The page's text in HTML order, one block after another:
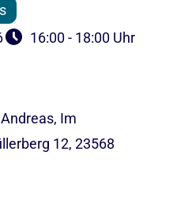
16:00 - 18:00 Uhr
Im
12, 23568